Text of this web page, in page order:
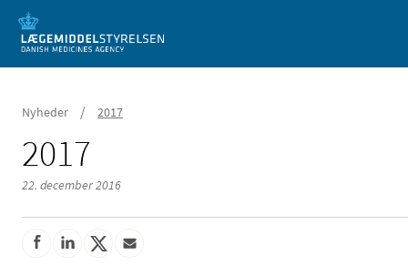
Mobil visning
Nyheder / 2017
2017
22. december 2016